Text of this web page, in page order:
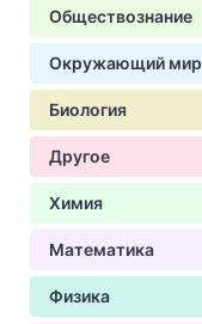
Обществознание
Окружающий мир
Биология
Другое
Химия
Математика
Физика